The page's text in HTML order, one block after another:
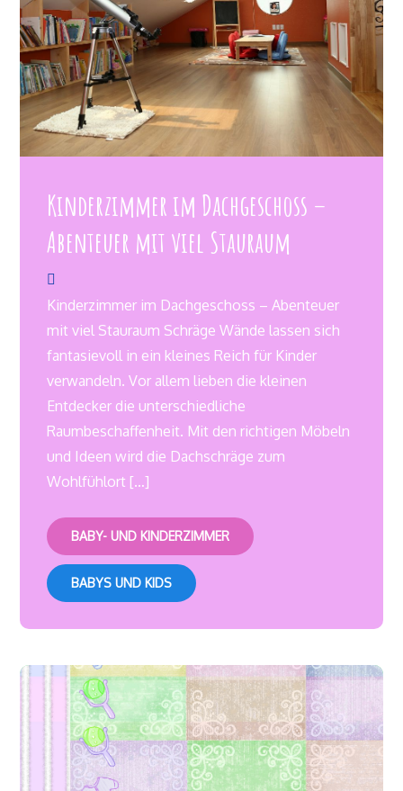
Kinderzimmer im Dachgeschoss –
Abenteuer mit viel Stauraum
Kinderzimmer im Dachgeschoss – Abenteuer
mit viel Stauraum Schräge Wände lassen sich
fantasievoll in ein kleines Reich für Kinder
verwandeln. Vor allem lieben die kleinen
Entdecker die unterschiedliche
Raumbeschaffenheit. Mit den richtigen Möbeln
und Ideen wird die Dachschräge zum
Wohlfühlort […]
BABY- UND KINDERZIMMER
BABYS UND KIDS